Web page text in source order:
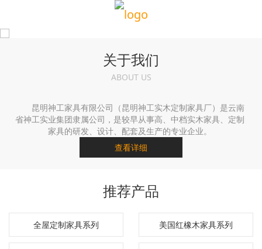
关于我们
ABOUT US
昆明神工家具有限公司（昆明神工实木定制家具厂）是云南
省神工实业集团隶属公司，是较早从事高、中档实木家具、定制
家具的研发、设计、配套及生产的专业企业。
查看详细
推荐产品
全屋定制家具系列 美国红橡木家具系列